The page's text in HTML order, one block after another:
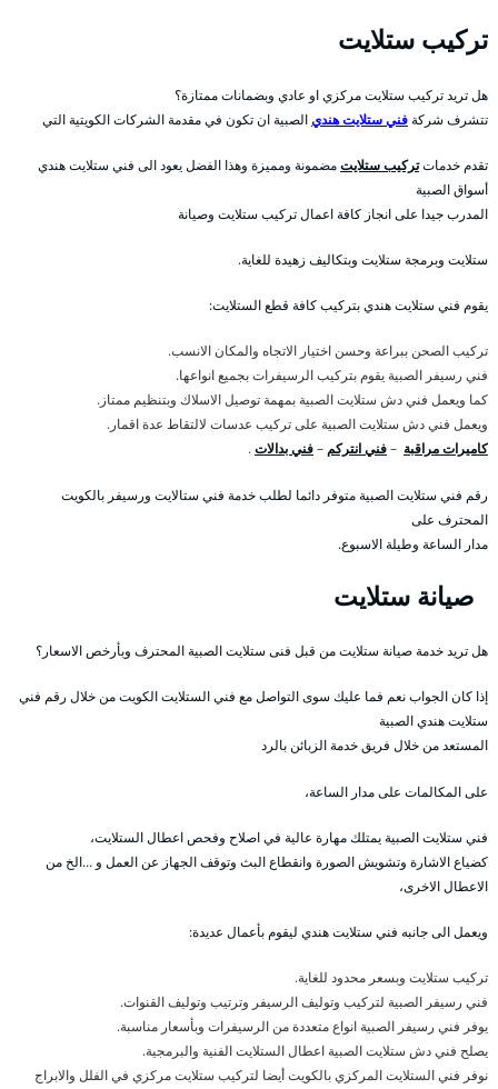
تركيب ستلايت
هل تريد تركيب ستلايت مركزي او عادي وبضمانات ممتازة؟
تتشرف شركةفني ستلايت هنديالصبية ان تكون في مقدمة الشركات الكويتية التي
تقدم خدماتتركيب ستلايتمضمونة ومميزة وهذا الفضل يعود الى فني ستلايت هندي
أسواق الصبية
المدرب جيدا على انجاز كافة اعمال تركيب ستلايت وصيانة
ستلايت وبرمجة ستلايت وبتكاليف زهيدة للغاية.
يقوم فني ستلايت هندي بتركيب كافة قطع الستلايت:
تركيب الصحن ببراعة وحسن اختيار الاتجاه والمكان الانسب.
فني رسيفر الصبية يقوم بتركيب الرسيفرات بجميع انواعها.
كما ويعمل فني دش ستلايت الصبية بمهمة توصيل الاسلاك وبتنظيم ممتاز.
ويعمل فني دش ستلايت الصبية على تركيب عدسات لالتقاط عدة اقمار.
كاميرات مراقبة –فني انتركم –فني بدالات.
رقم فني ستلايت الصبية متوفر دائما لطلب خدمة فني ستالايت ورسيفر بالكويت
المحترف على
مدار الساعة وطيلة الاسبوع.
صيانة ستلايت
هل تريد خدمة صيانة ستلايت من قبل فنى ستلايت الصبية المحترف وبأرخص الاسعار؟
إذا كان الجواب نعم فما عليك سوى التواصل مع فني الستلايت الكويت من خلال رقم فني
ستلايت هندي الصبية
المستعد من خلال فريق خدمة الزبائن بالرد
على المكالمات على مدار الساعة،
فني ستلايت الصبية يمتلك مهارة عالية في اصلاح وفحص اعطال الستلايت،
كضياع الاشارة وتشويش الصورة وانقطاع البث وتوقف الجهاز عن العمل و …الخ من
الاعطال الاخرى،
ويعمل الى جانبه فني ستلايت هندي ليقوم بأعمال عديدة:
تركيب ستلايت وبسعر محدود للغاية.
فني رسيفر الصبية لتركيب وتوليف الرسيفر وترتيب وتوليف القنوات.
يوفر فني رسيفر الصبية انواع متعددة من الرسيفرات وبأسعار مناسبة.
يصلح فني دش ستلايت الصبية اعطال الستلايت الفنية والبرمجية.
نوفر فني الستلايت المركزي بالكويت أيضا لتركيب ستلايت مركزي في الفلل والابراج